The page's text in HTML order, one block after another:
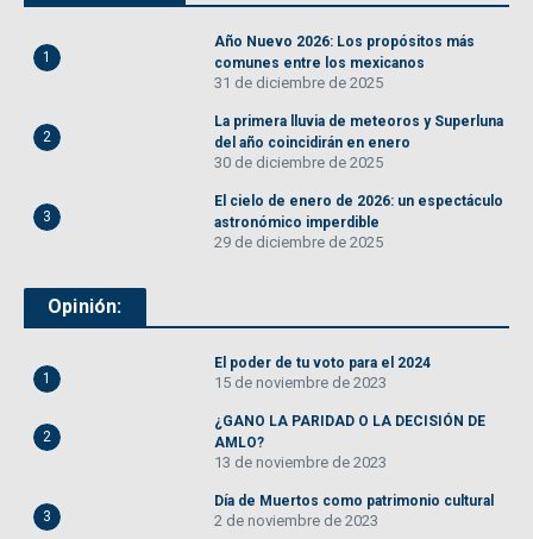
1
Año Nuevo 2026: Los propósitos más
comunes entre los mexicanos
31 de diciembre de 2025
2
La primera lluvia de meteoros y Superluna
del año coincidirán en enero
30 de diciembre de 2025
3
El cielo de enero de 2026: un espectáculo
astronómico imperdible
29 de diciembre de 2025
Opinión:
1
El poder de tu voto para el 2024
15 de noviembre de 2023
2
¿GANO LA PARIDAD O LA DECISIÓN DE
AMLO?
13 de noviembre de 2023
3
Día de Muertos como patrimonio cultural
2 de noviembre de 2023